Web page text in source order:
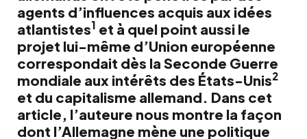
agents d’influences acquis aux idées
atlantistes1 et à quel point aussi le
projet lui-même d’Union européenne
correspondait dès la Seconde Guerre
mondiale aux intérêts des États-Unis2
et du capitalisme allemand. Dans cet
article, l’auteure nous montre la façon
dont l’Allemagne mène une politique